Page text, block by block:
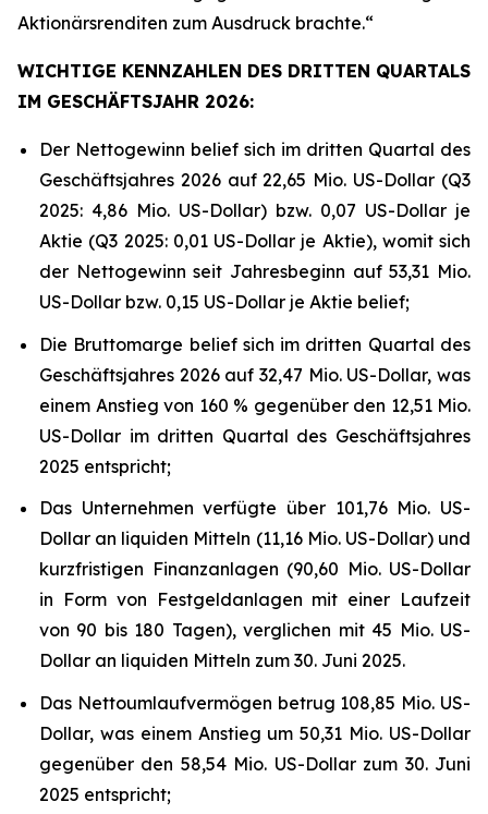
Aktionärsrenditen zum Ausdruck brachte.“
WICHTIGE KENNZAHLEN DES DRITTEN QUARTALS
IM GESCHÄFTSJAHR 2026:
Der Nettogewinn belief sich im dritten Quartal des
Geschäftsjahres 2026 auf 22,65 Mio. US-Dollar (Q3
2025: 4,86 Mio. US-Dollar) bzw. 0,07 US-Dollar je
Aktie (Q3 2025: 0,01 US-Dollar je Aktie), womit sich
der Nettogewinn seit Jahresbeginn auf 53,31 Mio.
US-Dollar bzw. 0,15 US-Dollar je Aktie belief;
Die Bruttomarge belief sich im dritten Quartal des
Geschäftsjahres 2026 auf 32,47 Mio. US-Dollar, was
einem Anstieg von 160 % gegenüber den 12,51 Mio.
US-Dollar im dritten Quartal des Geschäftsjahres
2025 entspricht;
Das Unternehmen verfügte über 101,76 Mio. US-
Dollar an liquiden Mitteln (11,16 Mio. US-Dollar) und
kurzfristigen Finanzanlagen (90,60 Mio. US-Dollar
in Form von Festgeldanlagen mit einer Laufzeit
von 90 bis 180 Tagen), verglichen mit 45 Mio. US-
Dollar an liquiden Mitteln zum 30. Juni 2025.
Das Nettoumlaufvermögen betrug 108,85 Mio. US-
Dollar, was einem Anstieg um 50,31 Mio. US-Dollar
gegenüber den 58,54 Mio. US-Dollar zum 30. Juni
2025 entspricht;